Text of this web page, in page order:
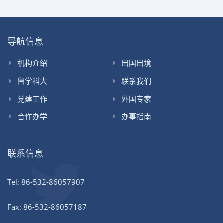
导航信息
机构介绍
留学科大
党建工作
合作办学
出国出境
联系我们
外国专家
办事指南
联系信息
Tel: 86-532-86057907
Fax: 86-532-86057187